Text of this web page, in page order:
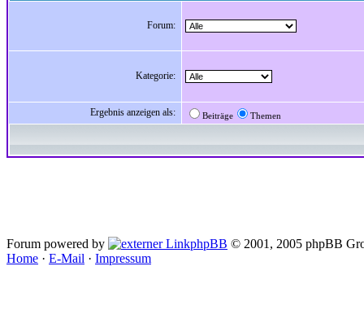
Forum:
Kategorie:
Ergebnis anzeigen als: Beiträge Themen
Forum powered by phpBB © 2001, 2005 phpBB
Home · E-Mail · Impressum